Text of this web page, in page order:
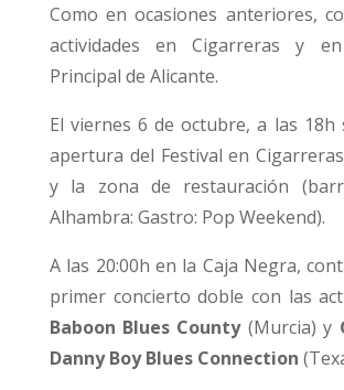
Como en ocasiones anteriores,
actividades en Cigarreras y
Principal de Alicante.
El viernes 6 de octubre, a las 18h
apertura del Festival en
y la zona de restauración
Alhambra: Gastro: Pop Weekend).
A las 20:00h en la Caja Negra,
primer concierto doble con las
Baboon Blues County(Murcia) y
Danny Boy Blues Connection